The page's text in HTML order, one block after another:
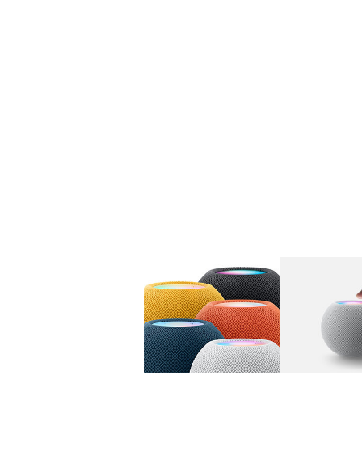
图库 图像 1